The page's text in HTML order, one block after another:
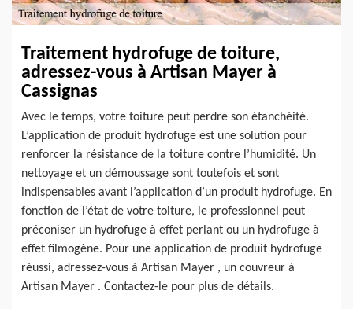
Traitement hydrofuge de toiture,
adressez-vous à Artisan Mayer à
Cassignas
Avec le temps, votre toiture peut perdre son étanchéité.
L’application de produit hydrofuge est une solution pour
renforcer la résistance de la toiture contre l’humidité. Un
nettoyage et un démoussage sont toutefois et sont
indispensables avant l’application d’un produit hydrofuge. En
fonction de l’état de votre toiture, le professionnel peut
préconiser un hydrofuge à effet perlant ou un hydrofuge à
effet filmogène. Pour une application de produit hydrofuge
réussi, adressez-vous à Artisan Mayer , un couvreur à
Artisan Mayer . Contactez-le pour plus de détails.